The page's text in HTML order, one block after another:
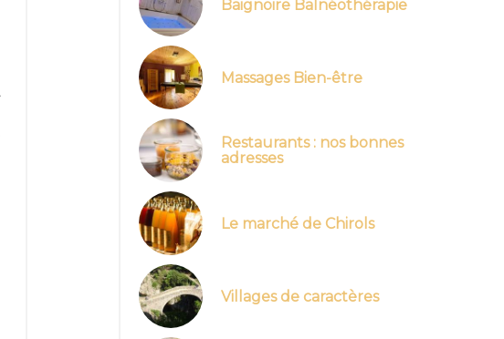
Baignoire Balnéothérapie
Massages Bien-être
Restaurants : nos bonnes
adresses
Le marché de Chirols
Villages de caractères